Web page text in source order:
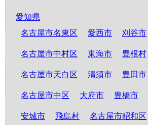
愛知県
名古屋市名東区
愛西市 刈谷市
名古屋市中村区 東海市 豊根村
名古屋市天白区 清須市 豊田市
名古屋市中区 大府市 豊橋市
安城市 飛島村 名古屋市昭和区